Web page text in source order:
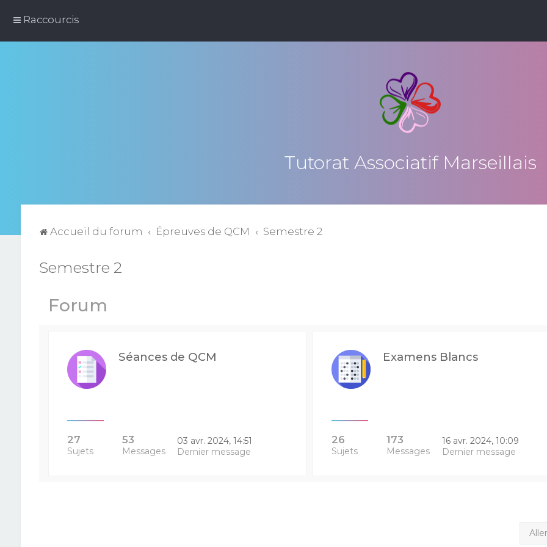
Raccourcis
Tutorat Associatif Marseillais
Accueil du forum Épreuves de QCM Semestre 2
Semestre 2
Forum
Séances de QCM
27
Sujets
53
Messages
03 avr. 2024, 14:51
Dernier message
Examens Blancs
26
Sujets
173
Messages
16 avr. 2024, 10:09
Dernier message
Aller